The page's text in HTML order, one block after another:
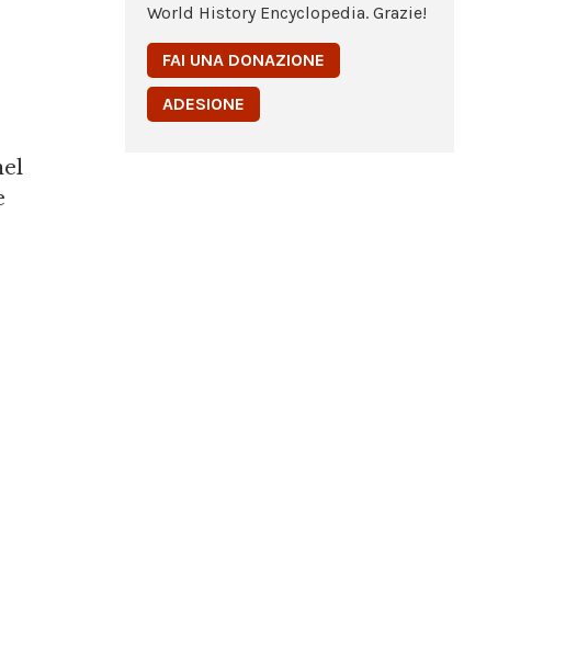
World History Encyclopedia. Grazie!
FAI UNA DONAZIONE
ADESIONE